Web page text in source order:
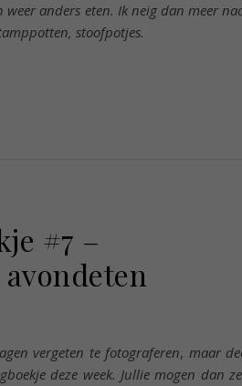
weer anders eten. Ik neig dan meer
stoofpotjes.
#7 –
vergeten te fotograferen, maar
deze week. Jullie mogen dan